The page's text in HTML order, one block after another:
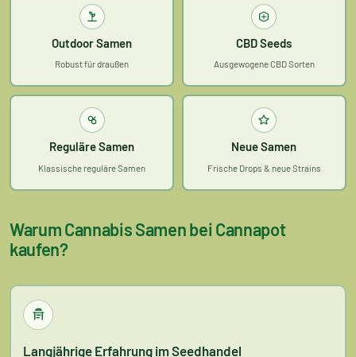
Outdoor Samen
Robust für draußen
CBD Seeds
Ausgewogene CBD Sorten
Reguläre Samen
Klassische reguläre Samen
Neue Samen
Frische Drops & neue Strains
Warum Cannabis Samen bei Cannapot
kaufen?
Langjährige Erfahrung im Seedhandel